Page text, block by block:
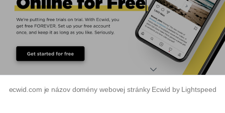
ecwid.com je názov domény webovej stránky Ecwid by Lightspeed